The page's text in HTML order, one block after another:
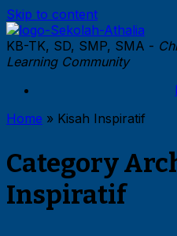
Skip to content
KB-TK, SD, SMP, SMA -
Learning Community
Home » Kisah Inspiratif
Category
Inspiratif